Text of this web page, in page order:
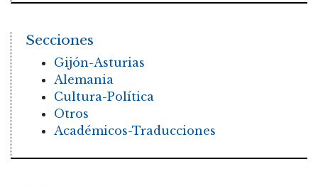
Secciones
Gijón-Asturias
Alemania
Cultura-Política
Otros
Académicos-Traducciones